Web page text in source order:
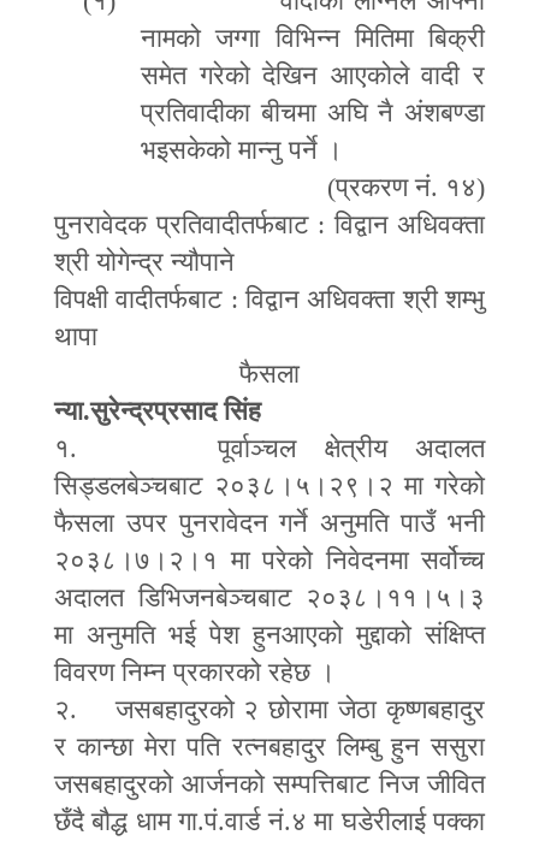
नामको जग्गा विभिन्न मितिमा बिक्री
समेत गरेको देखिन आएकोले वादी र
प्रतिवादीका बीचमा अघि नै अंशबण्डा
भइसकेको मान्नु पर्ने ।
(प्रकरण नं. १४)
पुनरावेदक प्रतिवादीतर्फबाट : विद्वान अधिवक्ता
श्री योगेन्द्र न्यौपाने
विपक्षी वादीतर्फबाट : विद्वान अधिवक्ता श्री शम्भु
थापा
फैसला
न्या.सुरेन्द्रप्रसाद सिंह
१. पूर्वाञ्चल क्षेत्रीय अदालत
सिड्डलबेञ्चबाट २०३८।५।२९।२ मा गरेको
फैसला उपर पुनरावेदन गर्ने अनुमति पाउँ भनी
२०३८।७।२।१ मा परेको निवेदनमा सर्वोच्च
अदालत डिभिजनबेञ्चबाट २०३८।११।५।३
मा अनुमति भई पेश हुनआएको मुद्दाको संक्षिप्त
विवरण निम्न प्रकारको रहेछ ।
२. जसबहादुरको २ छोरामा जेठा कृष्णबहादुर
र कान्छा मेरा पति रत्नबहादुर लिम्बु हुन ससुरा
जसबहादुरको आर्जनको सम्पत्तिबाट निज जीवित
छँदै बौद्ध धाम गा.पं.वार्ड नं.४ मा घडेरीलाई पक्का